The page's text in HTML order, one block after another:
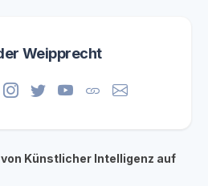
Weipprecht
Künstlicher Intelligenz auf